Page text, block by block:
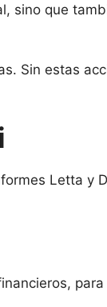
sino que
Sin estas
Letta y